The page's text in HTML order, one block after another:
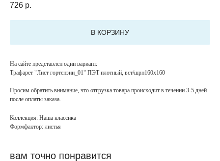
726 р.
В КОРЗИНУ
На сайте представлен один вариант.
Трафарет "Лист гортензии_01" ПЭТ плотный, вст/шрн160х160
Просим обратить внимание, что отгрузка товара происходит в течении 3-5 дней
после оплаты заказа.
Коллекция: Наша классика
Формфактор: листья
вам точно понравится